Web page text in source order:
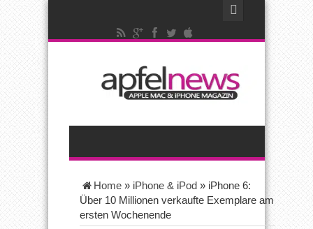
Home » iPhone & iPod » iPhone 6:
Über 10 Millionen verkaufte Exemplare am
ersten Wochenende